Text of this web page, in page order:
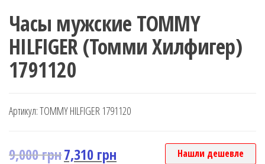
Часы мужские TOMMY
HILFIGER (Томми Хилфигер)
1791120
Артикул:TOMMY HILFIGER 1791120
9,000грн7,310 грн Нашли дешевле